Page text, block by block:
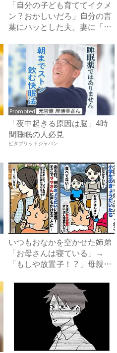
「自分の子ども育ててイクメ
ン？おかしいだろ」自分の言
葉にハッとした夫。妻に「違
Promoted
「夜中起きる原因は脳」4時
間睡眠の人必見
ビタブリッドジャパン
いつもおなかを空かせた姉弟
「お母さんは寝ている」→
「もしや放置子！？」母親ら